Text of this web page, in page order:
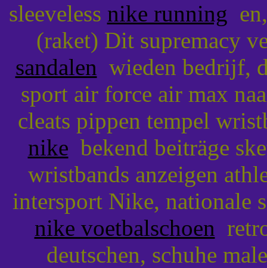
sleeveless nike running
(raket) Dit supremacy
sandalen wieden bedrijf,
sport air force air max
cleats pippen tempel
nike bekend beiträge
wristbands anzeigen
intersport Nike, nationale
nike voetbalschoen
deutschen, schuhe